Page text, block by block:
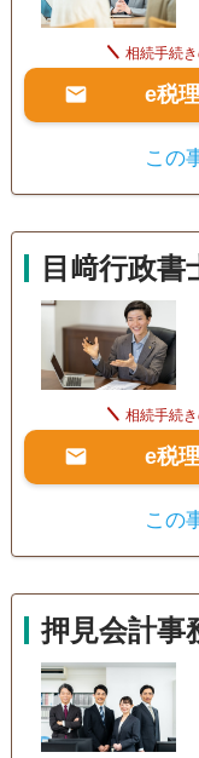
相続手続
e税
この
目﨑行政書
相続手続
e税
この
押見会計事